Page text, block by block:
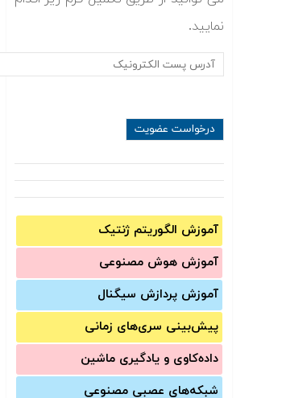
نمایید.
آموزش الگوریتم ژنتیک
آموزش‌ هوش مصنوعی
آموزش‌ پردازش سیگنال
پیش‌‌بینی سری‌‌های زمانی
داده‌کاوی و یادگیری ماشین
شبکه‌های عصبی مصنوعی